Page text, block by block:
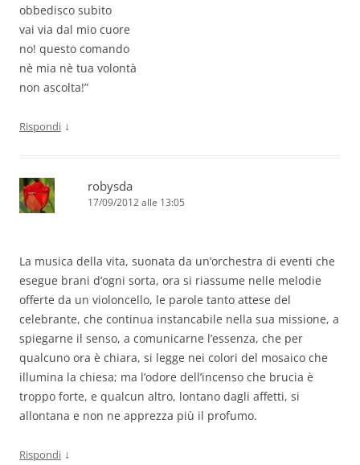
obbedisco subito
vai via dal mio cuore
no! questo comando
nè mia nè tua volontà
non ascolta!”
Rispondi ↓
robysda
17/09/2012 alle 13:05
La musica della vita, suonata da un’orchestra di eventi che
esegue brani d’ogni sorta, ora si riassume nelle melodie
offerte da un violoncello, le parole tanto attese del
celebrante, che continua instancabile nella sua missione, a
spiegarne il senso, a comunicarne l’essenza, che per
qualcuno ora è chiara, si legge nei colori del mosaico che
illumina la chiesa; ma l’odore dell’incenso che brucia è
troppo forte, e qualcun altro, lontano dagli affetti, si
allontana e non ne apprezza più il profumo.
Rispondi ↓